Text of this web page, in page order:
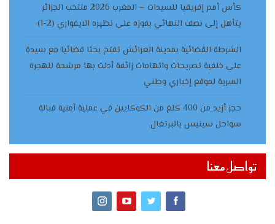
كأس أمم إفريقيا للسيدات – المغرب 2026 منتخب الجزائر
يتأهل إلى نصف النهائي بفوزه على نظيره الايفواري (2-1)
الشرطة القضائية بمدينة العرائش تفتح بحثا قضائيا مع سيدة
على خلفية تصريحات واتهامات زائفة أدلت بها مرشحة للهجرة
السرية لموقع إخباري وطني
حجز أزيد من 400 كلغ من الكوكايين في عملية أمنية قبالة
سواحل سينيس بالبرتغال
تواصل معنا